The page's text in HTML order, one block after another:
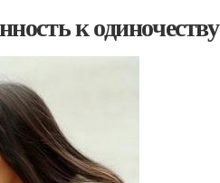
к одиночеству